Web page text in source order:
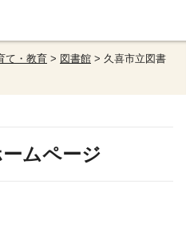
て・教育 > 図書館 > 久喜市立図書
ムページ